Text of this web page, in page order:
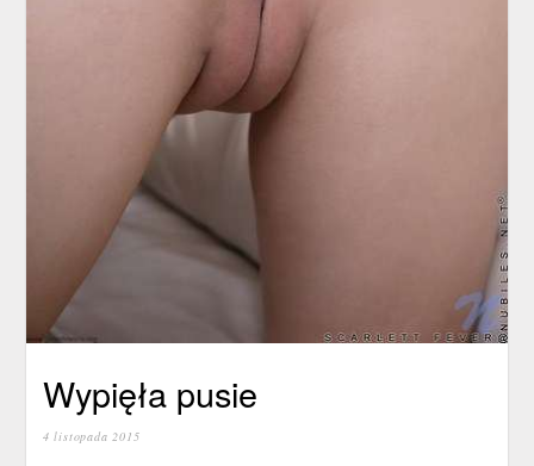
Wypięła pusie
4 listopada 2015